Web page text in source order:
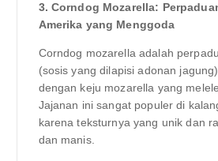
3. Corndog Mozarella:
Amerika yang Menggoda
Corndog mozarella adalah
(sosis yang dilapisi adonan
dengan keju mozarella yang
Jajanan ini sangat populer di
karena teksturnya yang unik dan
dan manis.